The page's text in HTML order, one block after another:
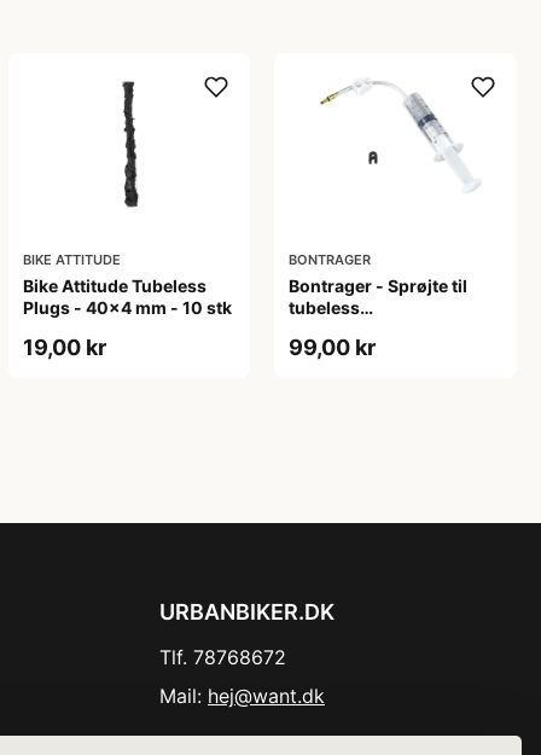
BIKE ATTITUDE
Bike Attitude Tubeless
Plugs - 40x4 mm - 10 stk
19,00 kr
BONTRAGER
Bontrager - Sprøjte til
tubeless
99,00 kr
URBANBIKER.DK
Tlf. 78768672
Mail: hej@want.dk